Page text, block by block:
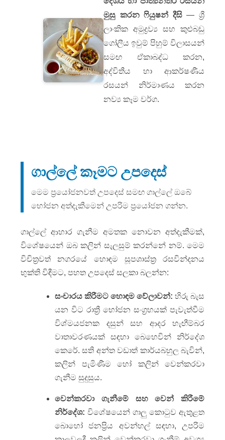
මුසු කරන ෆියුෂන් දීසි— ශ්‍රී
ලාංකික අමුද්‍රව්‍ය සහ කුළුබඩු
ගෝලීය ඉවුම් පිහුම් විලාසයන්
සමඟ ඒකාබද්ධ කරන,
අද්විතීය හා ආකර්ෂණීය
රසයන් නිර්මාණය කරන
නව්‍ය කෑම වර්ග.
ගාල්ලේ කෑමට උපදෙස්
මෙම ප්‍රයෝජනවත් උපදෙස් සමඟ ගාල්ලේ ඔබේ
භෝජන අත්දැකීමෙන් උපරිම ප්‍රයෝජන ගන්න.
ගාල්ලේ ආහාර ගැනීම අමතක නොවන අත්දැකීමක්,
විශේෂයෙන් ඔබ කලින් සැලසුම් කරන්නේ නම්. මෙම
විචිත්‍රවත් නගරයේ හොඳම සූපශාස්ත්‍ර රසවින්දනය
භුක්ති විඳීමට, පහත උපදෙස් සලකා බලන්න:
සංචාරය කිරීමට හොඳම වේලාවන්: හිරු බැස
යන විට රාත්‍රී භෝජන සංග්‍රහයක් පැවැත්වීම
විශ්මයජනක දසුන් සහ ආදර හැඟීම්බර
වාතාවරණයක් සඳහා බෙහෙවින් නිර්දේශ
කෙරේ. සති අන්ත වඩාත් කාර්යබහුල බැවින්,
කලින් පැමිණීම හෝ කලින් වෙන්කරවා
ගැනීම සුදුසුය.
වෙන්කරවා ගැනීමේ සහ වෙන් කිරීමේ
නිර්දේශ: විශේෂයෙන් ගාලු කොටුව ඇතුළත
බොහෝ ජනප්‍රිය අවන්හල් සඳහා, උපරිම